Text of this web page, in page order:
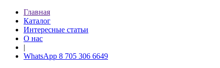
Главная
Каталог
Интересные статьи
О нас
|
WhatsApp 8 705 306 6649